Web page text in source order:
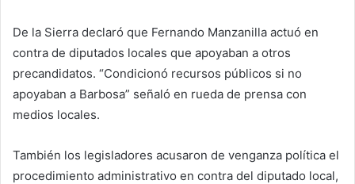
De la Sierra declaró que Fernando Manzanilla actuó en
contra de diputados locales que apoyaban a otros
precandidatos. “Condicionó recursos públicos si no
apoyaban a Barbosa” señaló en rueda de prensa con
medios locales.
También los legisladores acusaron de venganza política el
procedimiento administrativo en contra del diputado local,